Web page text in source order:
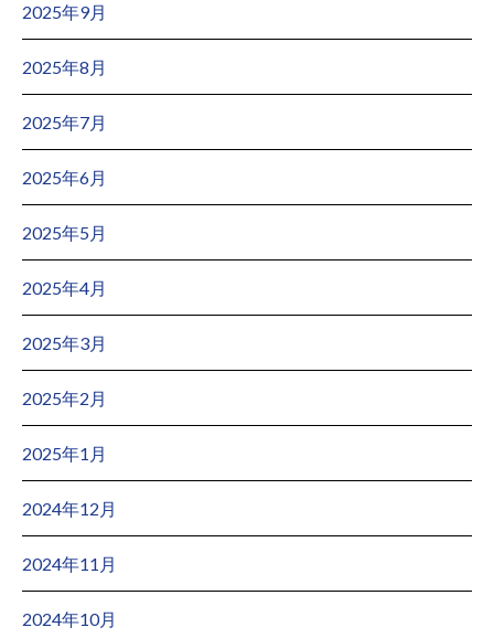
2025年9月
2025年8月
2025年7月
2025年6月
2025年5月
2025年4月
2025年3月
2025年2月
2025年1月
2024年12月
2024年11月
2024年10月